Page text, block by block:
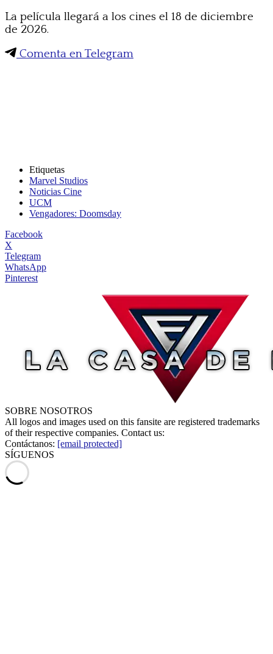
La película llegará a los cines el 18 de diciembre
de 2026.
Comenta en Telegram
Etiquetas
Marvel Studios
Noticias Cine
UCM
Vengadores: Doomsday
Facebook
X
Telegram
WhatsApp
Pinterest
SOBRE NOSOTROS
All logos and images used on this fansite are registered trademarks
of their respective companies. Contact us:
Contáctanos: [email protected]
SÍGUENOS